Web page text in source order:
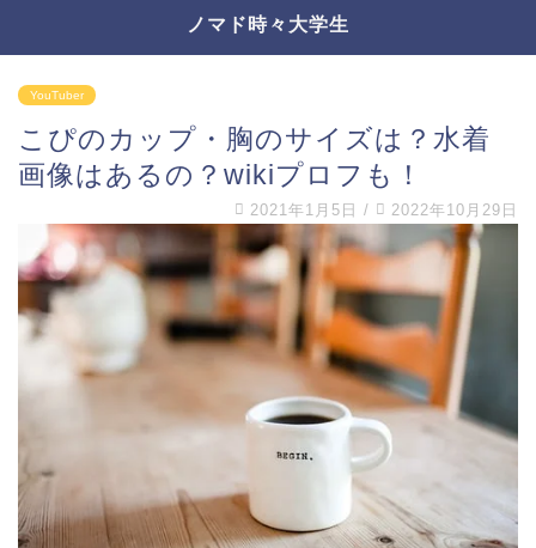
ノマド時々大学生
YouTuber
こぴのカップ・胸のサイズは？水着
画像はあるの？wikiプロフも！
2021年1月5日 / 2022年10月29日